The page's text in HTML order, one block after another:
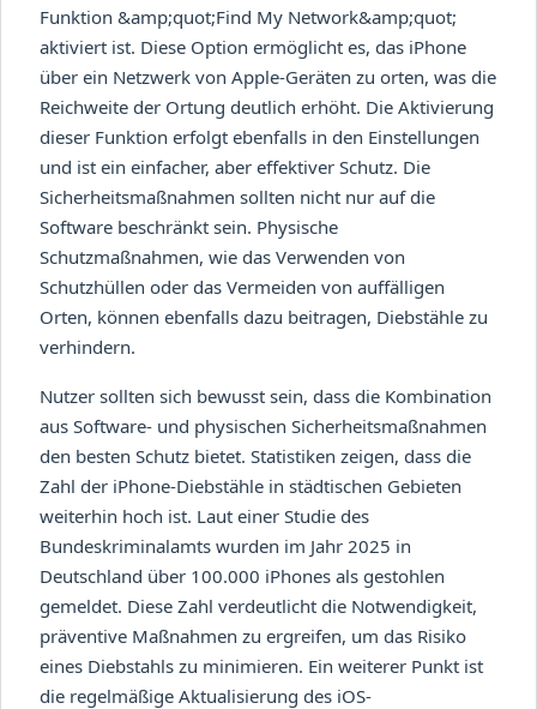
Funktion &amp;quot;Find My Network&amp;quot;
aktiviert ist. Diese Option ermöglicht es, das iPhone
über ein Netzwerk von Apple-Geräten zu orten, was die
Reichweite der Ortung deutlich erhöht. Die Aktivierung
dieser Funktion erfolgt ebenfalls in den Einstellungen
und ist ein einfacher, aber effektiver Schutz. Die
Sicherheitsmaßnahmen sollten nicht nur auf die
Software beschränkt sein. Physische
Schutzmaßnahmen, wie das Verwenden von
Schutzhüllen oder das Vermeiden von auffälligen
Orten, können ebenfalls dazu beitragen, Diebstähle zu
verhindern.
Nutzer sollten sich bewusst sein, dass die Kombination
aus Software- und physischen Sicherheitsmaßnahmen
den besten Schutz bietet. Statistiken zeigen, dass die
Zahl der iPhone-Diebstähle in städtischen Gebieten
weiterhin hoch ist. Laut einer Studie des
Bundeskriminalamts wurden im Jahr 2025 in
Deutschland über 100.000 iPhones als gestohlen
gemeldet. Diese Zahl verdeutlicht die Notwendigkeit,
präventive Maßnahmen zu ergreifen, um das Risiko
eines Diebstahls zu minimieren. Ein weiterer Punkt ist
die regelmäßige Aktualisierung des iOS-